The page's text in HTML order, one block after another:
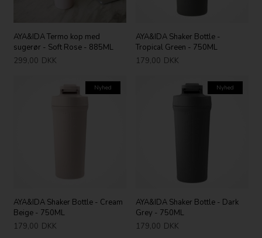
AYA&IDA Termo kop med
sugerør - Soft Rose - 885ML
299,00 DKK
AYA&IDA Shaker Bottle -
Tropical Green - 750ML
179,00 DKK
Nyhed
AYA&IDA Shaker Bottle - Cream
Beige - 750ML
179,00 DKK
Nyhed
AYA&IDA Shaker Bottle - Dark
Grey - 750ML
179,00 DKK